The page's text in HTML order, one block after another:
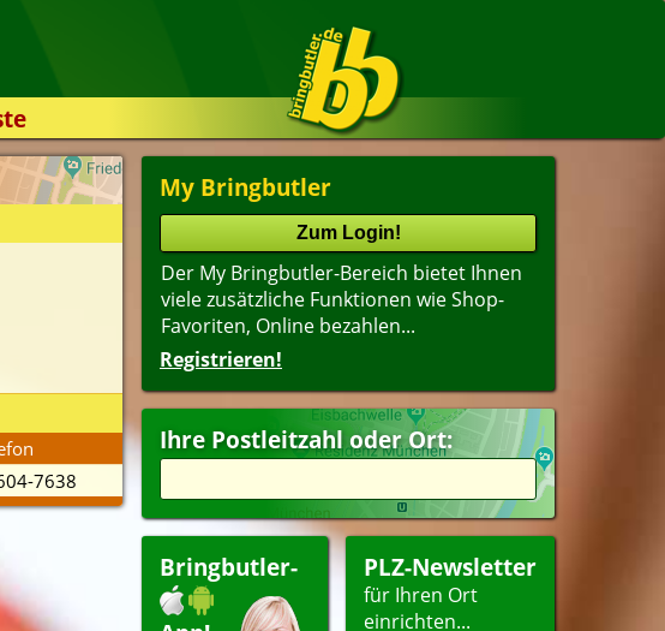
My Bringbutler
Der My Bringbutler-Bereich bietet Ihnen
viele zusätzliche Funktionen wie Shop-
Favoriten, Online bezahlen...
Registrieren!
Ihre Postleitzahl oder Ort:
Bringbutler- PLZ-Newsletter
für Ihren Ort
einrichten...
7638